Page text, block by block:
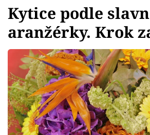
Témata
Bydlení
Zahrada
Design
Kytice podle
aranžérky. Krok